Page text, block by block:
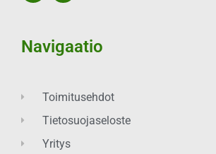
Navigaatio
Toimitusehdot
Tietosuojaseloste
Yritys